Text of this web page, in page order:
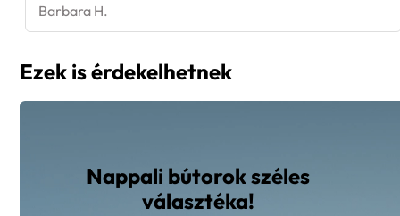
Barbara H.
Ezek is érdekelhetnek
Nappali bútorok széles
választéka!